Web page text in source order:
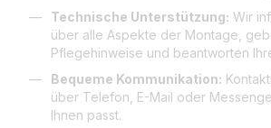
Technische Unterstützung: Wir
über alle Aspekte der Montage,
Pflegehinweise und beantworten
Bequeme Kommunikation:
über Telefon, E-Mail oder
Ihnen passt.